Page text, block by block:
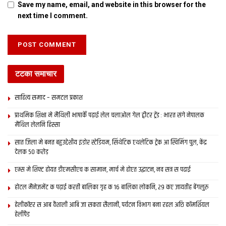
Save my name, email, and website in this browser for the
next time I comment.
टटका समाचार
साहित्य समाद – समटल प्रकाश
प्राथमिक शि‍क्षा मे मैथि‍ली भाषाकेँ पढ़ाई लेल चलाओल गेल ट्वीटर ट्रेंड : भारत संगे नेपालक
मैथिल लेलनि हिस्सा
सात जिला मे बनत बहुउद्देशीय इंडोर स्‍टेडि‍यम, सिंथेटिक एथलेटिक ट्रेक आ स्विमिंग पुल, केंद्र
देलक 50 करोड़
एम्स मे शिफ्ट होयत डीएमसीएच क सामान, मार्च मे होएत उद्घाटन, नव सत्र स पढाई
होटल मैनेजमेंट क पढ़ाई करती बालिका गृह क 16 बालिका लोकनि, 29 कए जायतीह बेंगलुरु
हेलीकॉप्टर स आब वैशाली आबि जा सकता सैलानी, पर्यटन विभाग बना रहल अछि कॉमर्शियल
हेलीपैड